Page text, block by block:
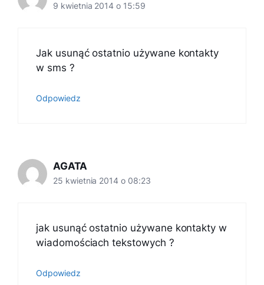
9 kwietnia 2014 o 15:59
Jak usunąć ostatnio używane kontakty
w sms ?
Odpowiedz
AGATA
25 kwietnia 2014 o 08:23
jak usunąć ostatnio używane kontakty w
wiadomościach tekstowych ?
Odpowiedz